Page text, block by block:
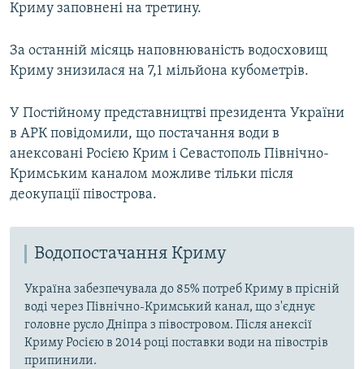
Криму заповнені на третину.
За останній місяць наповнюваність водосховищ
Криму знизилася на 7,1 мільйона кубометрів.
У Постійному представництві президента України
в АРК повідомили, що постачання води в
анексовані Росією Крим і Севастополь Північно-
Кримським каналом можливе тільки після
деокупації півострова.
Водопостачання Криму
Україна забезпечувала до 85% потреб Криму в прісній
воді через Північно-Кримський канал, що з'єднує
головне русло Дніпра з півостровом. Після анексії
Криму Росією в 2014 році поставки води на півострів
припинили.